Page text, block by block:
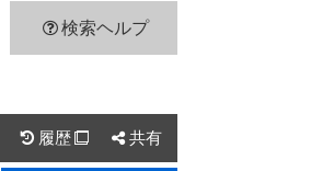
検索ヘルプ
履歴  共有